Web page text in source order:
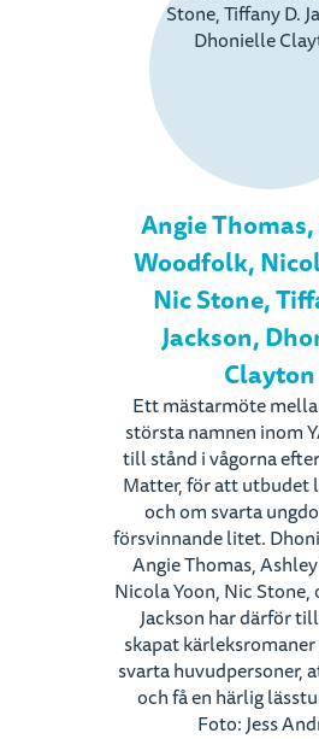
Angie
Woodfolk,
Nic Stone,
Jackson,
Clayton
Ett mästarmöte
största namnen inom
till stånd i vågorna
Matter, för att utbudet
och om svarta
försvinnande litet.
Angie Thomas,
Nicola Yoon, Nic Stone,
Jackson har därför
skapat
svarta huvudpersoner,
och få en härlig
Foto: Jess